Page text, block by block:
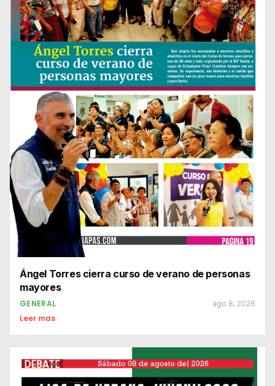
Ángel Torres cierra curso de verano de personas
mayores
GENERAL ago 8, 2026
Leer mas